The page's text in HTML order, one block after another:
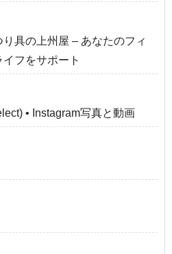
具の上州屋 – あなたのフィ
フをサポート
• Instagram写真と動画